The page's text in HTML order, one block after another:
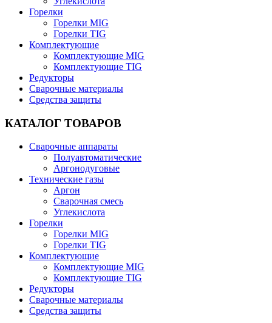
Горелки
Горелки MIG
Горелки TIG
Комплектующие
Комплектующие MIG
Комплектующие TIG
Редукторы
Сварочные материалы
Средства защиты
КАТАЛОГ ТОВАРОВ
Сварочные аппараты
Полуавтоматические
Аргонодуговые
Технические газы
Аргон
Сварочная смесь
Углекислота
Горелки
Горелки MIG
Горелки TIG
Комплектующие
Комплектующие MIG
Комплектующие TIG
Редукторы
Сварочные материалы
Средства защиты